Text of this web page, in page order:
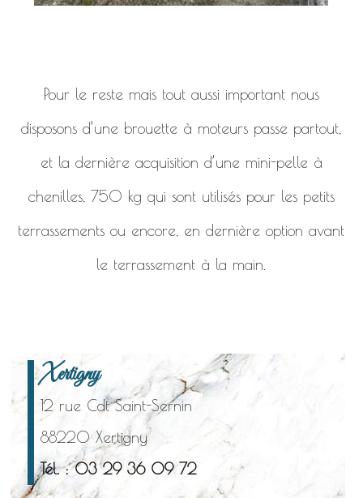
Pour le reste mais tout aussi important nous
disposons d’une brouette à moteurs passe partout,
et la dernière acquisition d’une mini-pelle à
chenilles, 750 kg qui sont utilisés pour les petits
terrassements ou encore, en dernière option avant
le terrassement à la main.
Xertigny
12 rue Cdt Saint-Sernin
88220 Xertigny
Tél. : 03 29 36 09 72